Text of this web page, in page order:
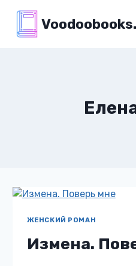
содержимому
ЖЕНСКИЙ РОМАН
Измена.